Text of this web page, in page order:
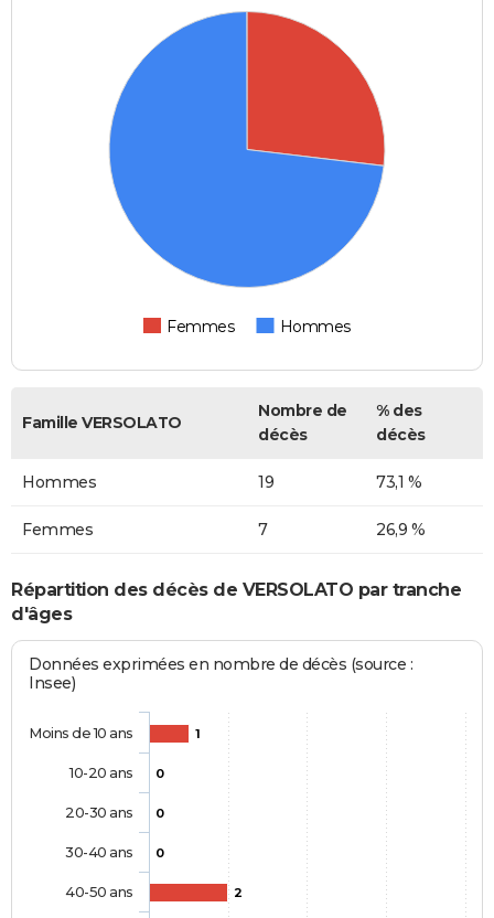
Femmes Hommes
Famille VERSOLATO
Nombre de
décès
% des
décès
Hommes 19 73,1 %
Femmes 7 26,9 %
Répartition des décès de VERSOLATO par tranche
d'âges
Données exprimées en nombre de décès (source :
Insee)
1
0
0
0
2
Moins de 10 ans
10-20 ans
20-30 ans
30-40 ans
40-50 ans